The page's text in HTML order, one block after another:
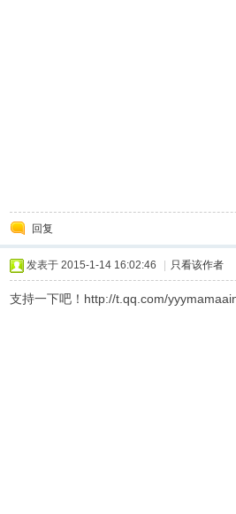
回复
发表于 2015-1-14 16:02:46 只看该作者
支持一下吧！http://t.qq.com/